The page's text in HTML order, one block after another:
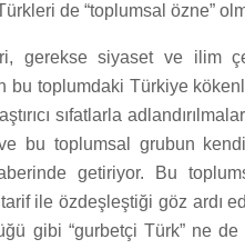
de “toplumsal özne”
gerekse siyaset ve ilim
bu toplumdaki Türkiye
sıfatlarla
bu toplumsal grubun
getiriyor. Bu
ile özdeşleştiği göz ardı
gibi “gurbetçi Türk” ne